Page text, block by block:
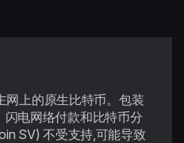
网上的原生比特币。包装
闪电网络付款和比特币分
SV) 不受支持,可能导致